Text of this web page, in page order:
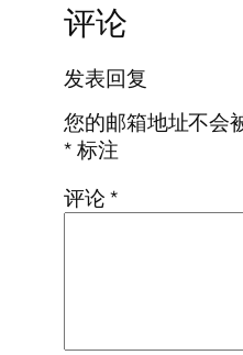
评论
发表回复
您的邮箱地址不会
*标注
评论*